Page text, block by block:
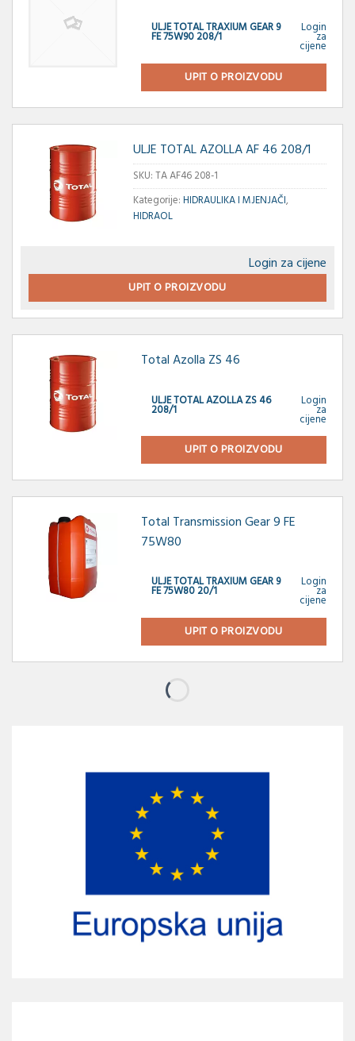
ULJE TOTAL TRAXIUM GEAR 9
FE 75W90 208/1
Login
za
cijene
UPIT O PROIZVODU
ULJE TOTAL AZOLLA AF 46 208/1
SKU:TA AF46 208-1
Kategorije:HIDRAULIKA I MJENJAČI,
HIDRAOL
Login za cijene
UPIT O PROIZVODU
Total Azolla ZS 46
ULJE TOTAL AZOLLA ZS 46
208/1
Login
za
cijene
UPIT O PROIZVODU
Total Transmission Gear 9 FE
75W80
ULJE TOTAL TRAXIUM GEAR 9
FE 75W80 20/1
Login
za
cijene
UPIT O PROIZVODU